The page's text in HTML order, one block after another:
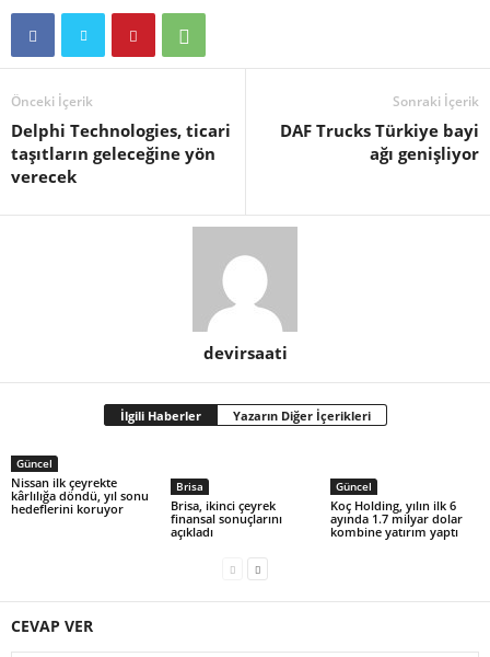
Önceki İçerik
Delphi Technologies, ticari
taşıtların geleceğine yön
verecek
Sonraki İçerik
DAF Trucks Türkiye bayi
ağı genişliyor
devirsaati
İlgili Haberler Yazarın Diğer İçerikleri
Güncel
Nissan ilk çeyrekte
kârlılığa döndü, yıl sonu
hedeflerini koruyor
Brisa
Brisa, ikinci çeyrek
finansal sonuçlarını
açıkladı
Güncel
Koç Holding, yılın ilk 6
ayında 1.7 milyar dolar
kombine yatırım yaptı
CEVAP VER